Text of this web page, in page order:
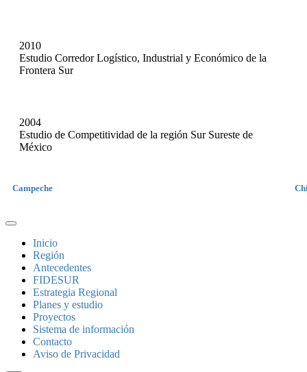
2010
Estudio Corredor Logístico, Industrial y Económico de la
Frontera Sur
2004
Estudio de Competitividad de la región Sur Sureste de
México
Campeche
Inicio
Región
Antecedentes
FIDESUR
Estrategia Regional
Planes y estudio
Proyectos
Sistema de información
Contacto
Aviso de Privacidad